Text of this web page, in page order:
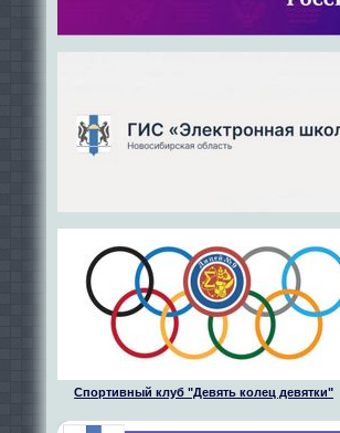
Спортивный клуб "Девять колец девятки"